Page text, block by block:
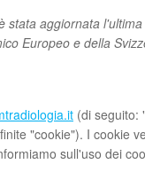
stata aggiornata
Europeo e della
(di seguito:
"cookie"). I cookie
sull'uso dei